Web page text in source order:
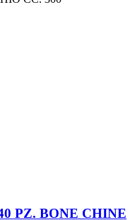
PZ. BONE CHINE